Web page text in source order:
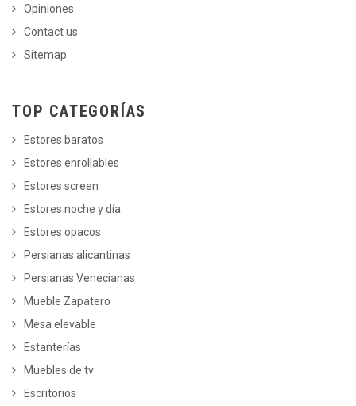
Opiniones
Contact us
Sitemap
TOP CATEGORÍAS
Estores baratos
Estores enrollables
Estores screen
Estores noche y día
Estores opacos
Persianas alicantinas
Persianas Venecianas
Mueble Zapatero
Mesa elevable
Estanterías
Muebles de tv
Escritorios